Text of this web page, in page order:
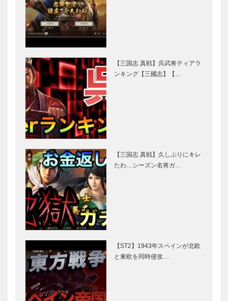
【三国志 真戦】呉武将ティアラ
ンキング【三國志】【…
【三国志 真戦】久しぶりにキレ
たわ…シーズン名将ガ…
【ST2】1943年スペインが北欧
と東欧を同時侵攻…